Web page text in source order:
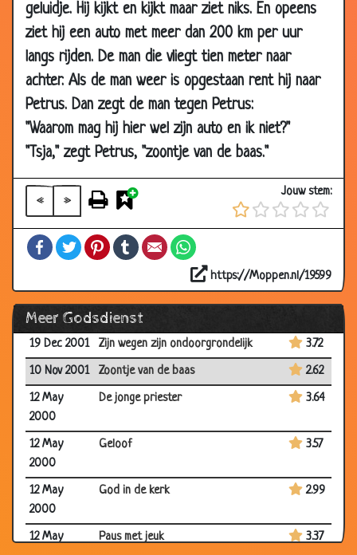
geluidje. Hij kijkt en kijkt maar ziet niks. En opeens
ziet hij een auto met meer dan 200 km per uur
langs rijden. De man die vliegt tien meter naar
achter. Als de man weer is opgestaan rent hij naar
Petrus. Dan zegt de man tegen Petrus:
"Waarom mag hij hier wel zijn auto en ik niet?"
"Tsja," zegt Petrus, "zoontje van de baas."
« »
Jouw stem:
FacebookTwitterPinterestTumblrEmail
https://Moppen.nl/19599
Meer Godsdienst
15 Apr 2006
Waarheen?
2.97
16 Mar
2006
De nieuwe pastoor
24 Jun 2003 De blanke pastoor
3.61
2003
In de trein
18 Feb 2003 In de Hemel
12 Sep 2002
Zandvoort
3.77
11 Aug 2002
3.20
19 Mar 2002
Gods hulp
2002
3.21
29 Dec 2001 Haan
19 Dec 2001
Zijn wegen zijn ondoorgrondelijk
3.72
10 Nov 2001
Zoontje van de baas
2.62
12 May
2000
De jonge priester 3.64
12 May
2000
Geloof 3.57
12 May
2000
God in de kerk 2.99
12 May
Paus met jeuk 3.37